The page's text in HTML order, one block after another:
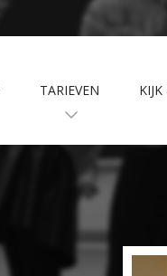
TARIEVEN